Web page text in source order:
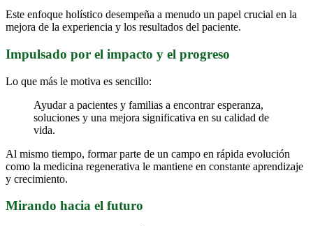
Este enfoque holístico desempeña a menudo un papel crucial en la
mejora de la experiencia y los resultados del paciente.
Impulsado por el impacto y el progreso
Lo que más le motiva es sencillo:
Ayudar a pacientes y familias a encontrar esperanza,
soluciones y una mejora significativa en su calidad de
vida.
Al mismo tiempo, formar parte de un campo en rápida evolución
como la medicina regenerativa le mantiene en constante aprendizaje
y crecimiento.
Mirando hacia el futuro